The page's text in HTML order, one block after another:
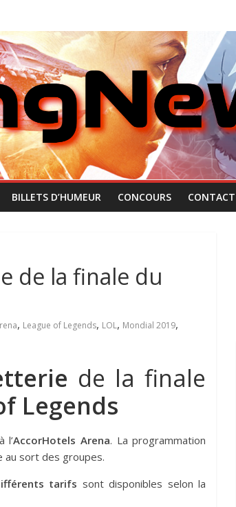
BILLETS D’HUMEUR CONCOURS CONTACT
de la finale du
, League of Legends, LOL, Mondial 2019,
de la finale
Legends
l’AccorHotels Arena. La programmation
au sort des groupes.
tarifs sont disponibles selon la